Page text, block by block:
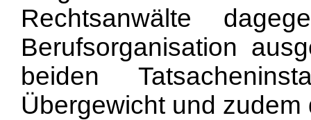
Rechtsanwälte
Berufsorganisation
beiden
Übergewicht und zudem